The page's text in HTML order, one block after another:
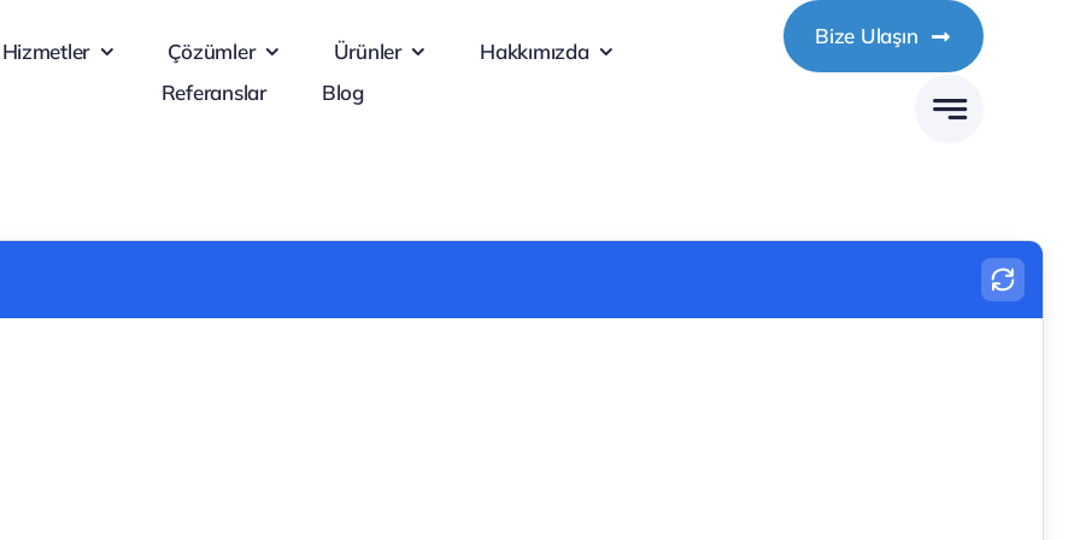
Hizmetler Çözümler Ürünler
Hakkımızda
Referanslar
Blog
Bize Ulaşın